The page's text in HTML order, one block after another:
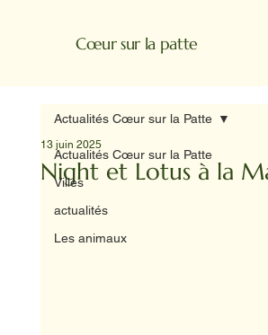
Cœur sur la patte
Actualités Cœur sur la Patte
Villes
actualités
Les animaux
Actualités Cœur sur la Patte
Night et Lotus à la
13 juin 2025